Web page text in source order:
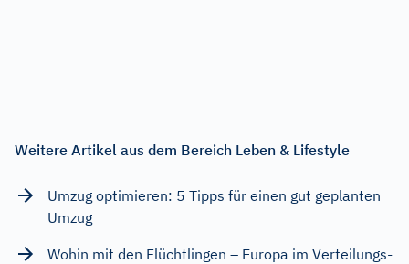
Weitere Artikel aus dem Bereich Leben & Lifestyle
Umzug optimieren: 5 Tipps für einen gut geplanten
Umzug
Wohin mit den Flüchtlingen – Europa im Verteilungs-